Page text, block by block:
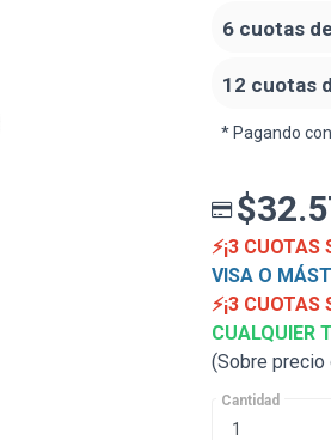
6 cuotas de
12 cuotas
* Pagando con
⚡¡3 CUOTAS
VISA O
⚡¡3 CUOTAS
CUALQUIER
(Sobre precio
Cantidad